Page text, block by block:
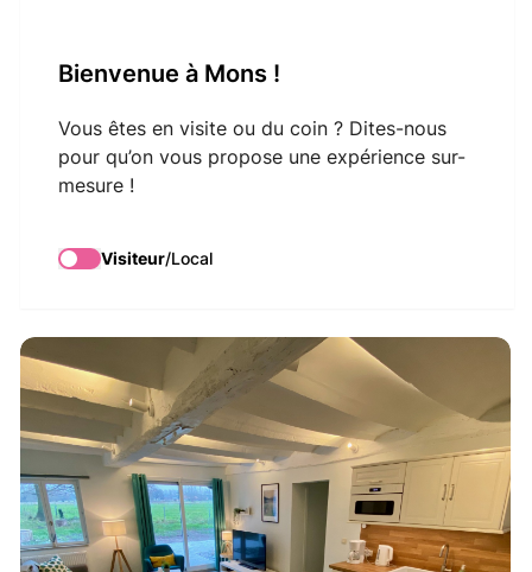
Bienvenue à Mons !
Vous êtes en visite ou du coin ? Dites-nous
pour qu’on vous propose une expérience sur-
mesure !
Visiteur/Local
Cense de Lalouette